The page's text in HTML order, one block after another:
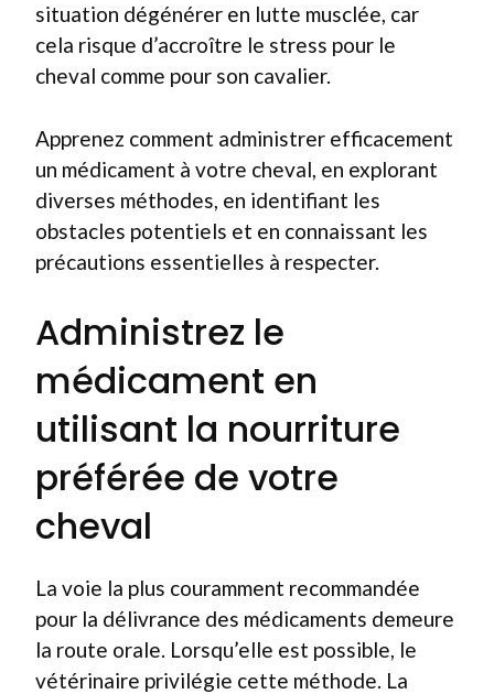
situation dégénérer en lutte musclée, car
cela risque d’accroître le stress pour le
cheval comme pour son cavalier.
Apprenez comment administrer efficacement
un médicament à votre cheval, en explorant
diverses méthodes, en identifiant les
obstacles potentiels et en connaissant les
précautions essentielles à respecter.
Administrez le
médicament en
utilisant la nourriture
préférée de votre
cheval
La voie la plus couramment recommandée
pour la délivrance des médicaments demeure
la route orale. Lorsqu’elle est possible, le
vétérinaire privilégie cette méthode. La